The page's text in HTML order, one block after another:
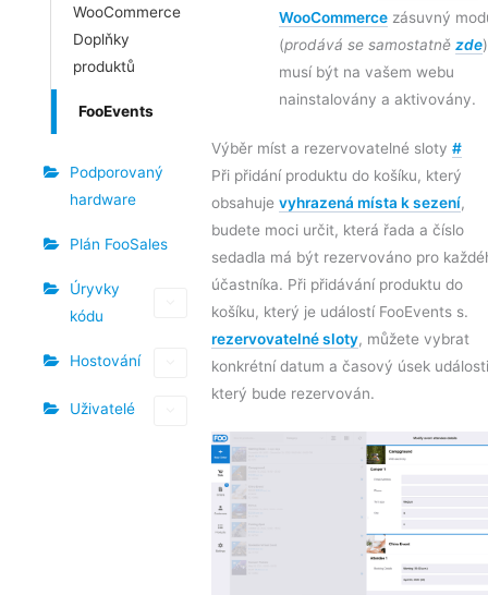
WooCommerce
Doplňky
produktů
FooEvents
Podporovaný
hardware
Plán FooSales
Úryvky
kódu
Hostování
Uživatelé
WooCommercezásuvný
(prodává se samostatně zde)
musí být na vašem webu
nainstalovány a aktivovány.
Výběr míst a rezervovatelné sloty #
Při přidání produktu do košíku, který
obsahuje vyhrazená místa k sezení,
budete moci určit, která řada a číslo
sedadla má být rezervováno pro
účastníka. Při přidávání produktu do
košíku, který je událostí FooEvents s.
rezervovatelné sloty, můžete vybrat
konkrétní datum a časový úsek
který bude rezervován.